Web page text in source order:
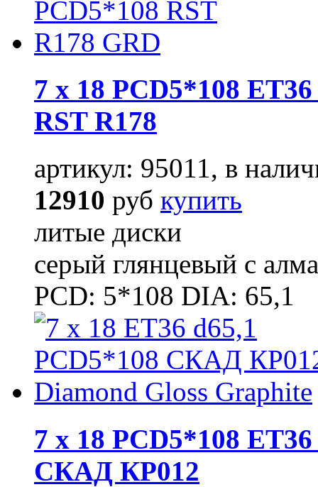
7 x 18 PCD5*108
RST R178
артикул: 95011, в
12910 руб купить
литые диски
серый глянцевый с
PCD: 5*108 DIA: 65,1
7 x 18 PCD5*108
СКАД КР012